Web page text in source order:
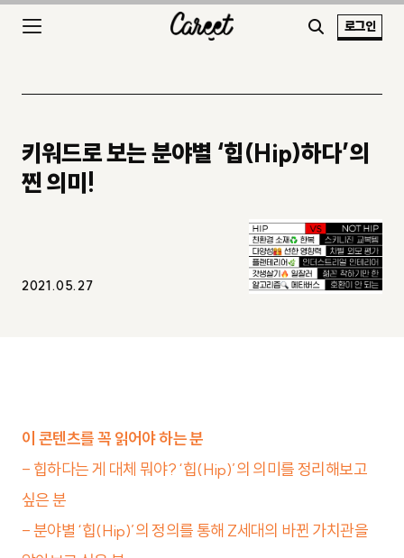
로그인
키워드로 보는 분야별 ‘힙(Hip)하다’의
찐 의미!
2021.05.27
이 콘텐츠를 꼭 읽어야 하는 분
- 힙하다는 게 대체 뭐야? ‘힙(Hip)’의 의미를 정리해보고
싶은 분
- 분야별 ‘힙(Hip)’의 정의를 통해 Z세대의 바뀐 가치관을